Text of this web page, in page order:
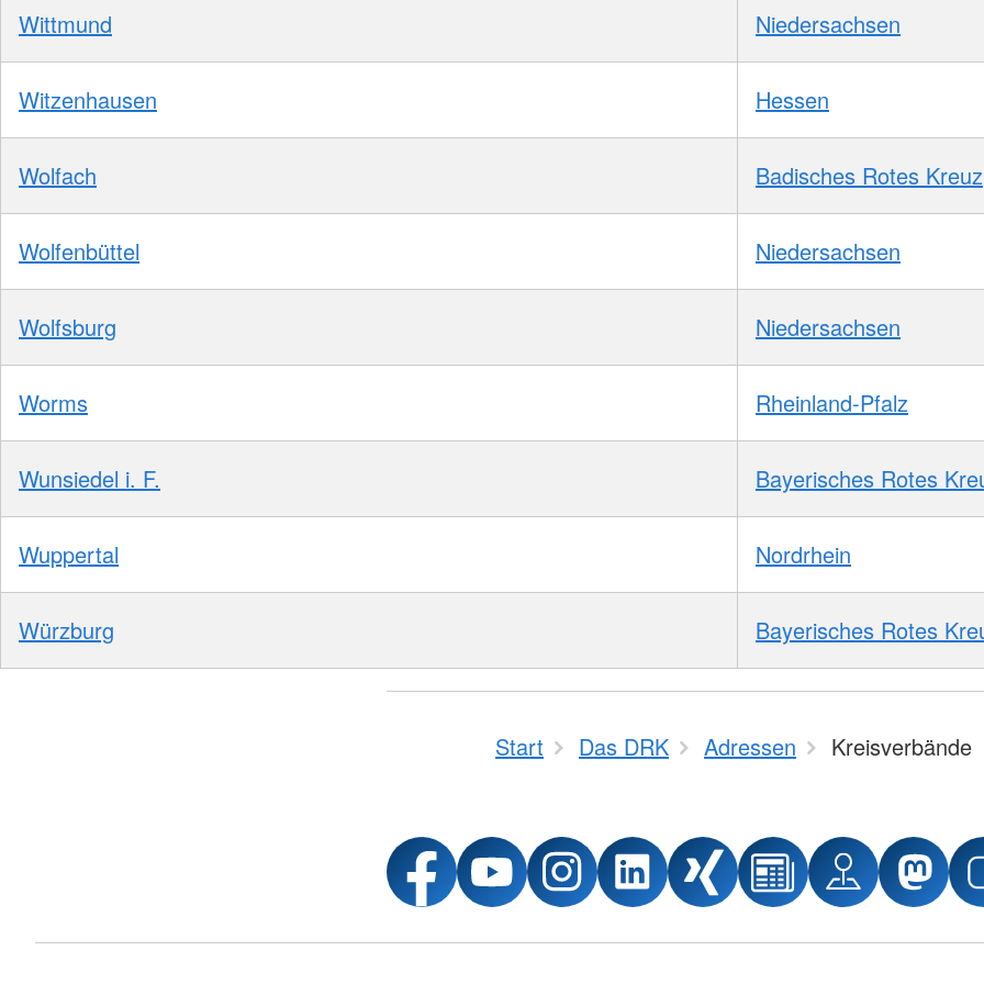
Wittmund Niedersachsen
Witzenhausen Hessen
Wolfach Badisches Rotes Kreuz
Wolfenbüttel Niedersachsen
Wolfsburg Niedersachsen
Worms Rheinland-Pfalz
Wunsiedel i. F. Bayerisches Rotes
Wuppertal Nordrhein
Würzburg Bayerisches Rotes
Start Das DRK Adressen Kreisverbände